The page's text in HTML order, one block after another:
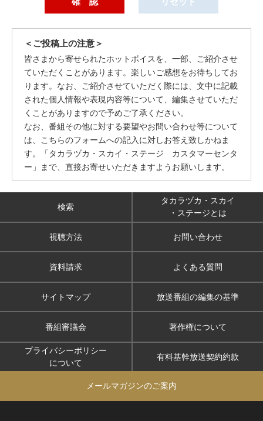
＜ご投稿上の注意＞
皆さまから寄せられたホットボイスを、一部、ご紹介させ
ていただくことがあります。楽しいご感想をお待ちしてお
ります。なお、ご紹介させていただく際には、文中に記載
された個人情報や表現内容等について、編集させていただ
くことがありますので予めご了承ください。
なお、番組その他に対する要望やお問い合わせ等について
は、こちらのフォームへの記入に対しお答え致しかねま
す。「タカラヅカ・スカイ・ステージ カスタマーセンタ
ー」まで、直接お寄せいただきますようお願いします。
検索
タカラヅカ・スカイ
・ステージとは
視聴方法 お問い合わせ
資料請求 よくある質問
サイトマップ 放送番組の編集の基準
番組審議会 著作権について
プライバシーポリシー
について
有料基幹放送契約約款
メールマガジンのご案内